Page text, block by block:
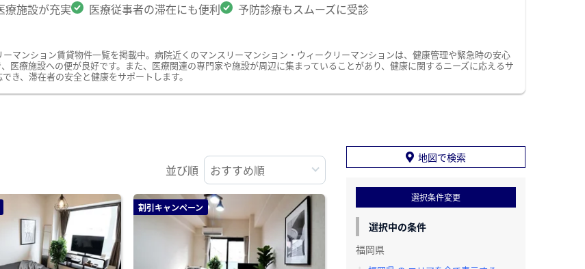
療施設が充実 医療従事者の滞在にも便利 予防診療もスムーズに受診
マンション賃貸物件一覧を掲載中。病院近くのマンスリーマンション・ウィークリーマンションは、健康管理や緊急時の安心
医療施設への便が良好です。また、医療関連の専門家や施設が周辺に集まっていることがあり、健康に関するニーズに応えるサ
き、滞在者の安全と健康をサポートします。
並び順
割引キャンペーン
地図で検索
選択条件変更
選択中の条件
福岡県